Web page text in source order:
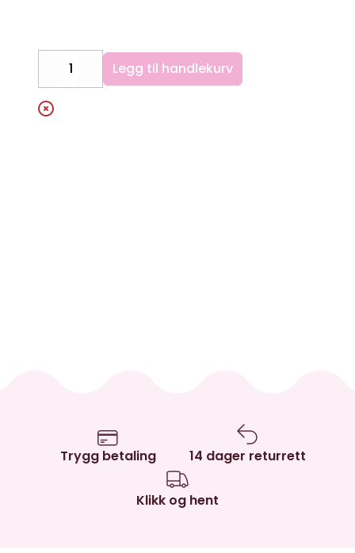
DecreaseIncrease
Legg til handlekurv
Trygg betaling 14 dager returrett
Klikk og hent